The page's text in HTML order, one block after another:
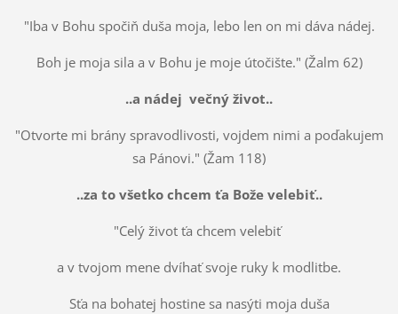
"Iba v Bohu spočiň duša moja, lebo len on mi dáva nádej.
Boh je moja sila a v Bohu je moje útočište." (Žalm 62)
..a nádej večný život..
"Otvorte mi brány spravodlivosti, vojdem nimi a poďakujem
sa Pánovi." (Žam 118)
..za to všetko chcem ťa Bože velebiť..
"Celý život ťa chcem velebiť
a v tvojom mene dvíhať svoje ruky k modlitbe.
Sťa na bohatej hostine sa nasýti moja duša